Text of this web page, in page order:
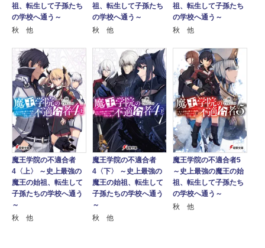
祖、転生して子孫たち
の学校へ通う～
秋 他
祖、転生して子孫たち
の学校へ通う～
秋 他
祖、転生して子孫たち
の学校へ通う～
秋 他
魔王学院の不適合者
4〈上〉 ～史上最強の
魔王の始祖、転生して
子孫たちの学校へ通う
～
秋 他
魔王学院の不適合者
4〈下〉 ～史上最強の
魔王の始祖、転生して
子孫たちの学校へ通う
～
秋 他
魔王学院の不適合者5
～史上最強の魔王の始
祖、転生して子孫たち
の学校へ通う～
秋 他